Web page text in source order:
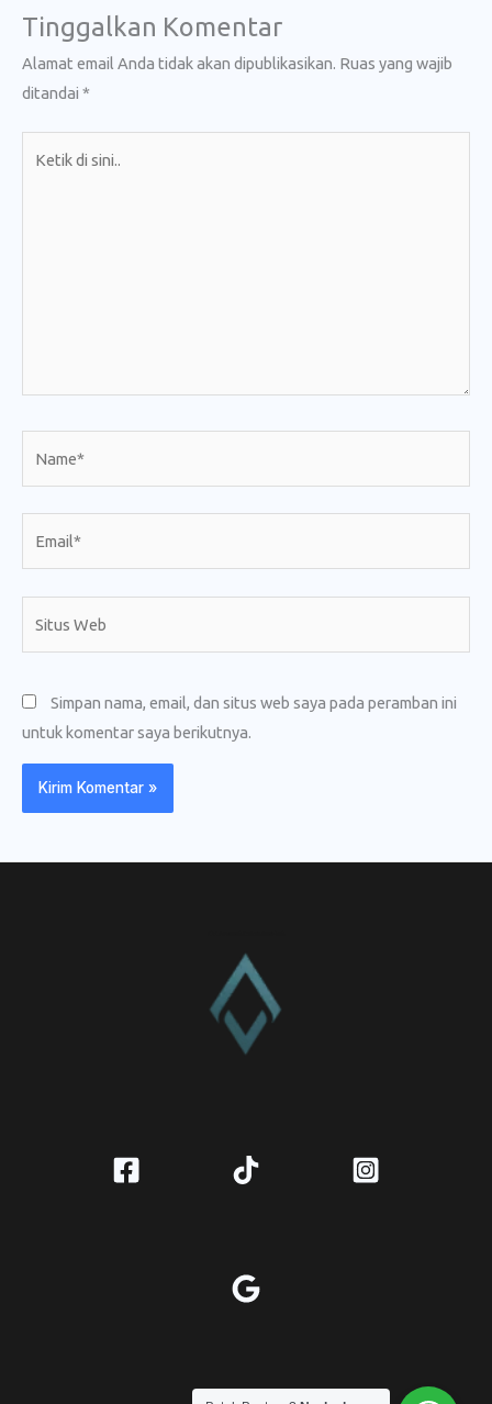
Tinggalkan Komentar
Alamat email Anda tidak akan dipublikasikan. Ruas yang wajib
ditandai *
Simpan nama, email, dan situs web saya pada peramban ini
untuk komentar saya berikutnya.